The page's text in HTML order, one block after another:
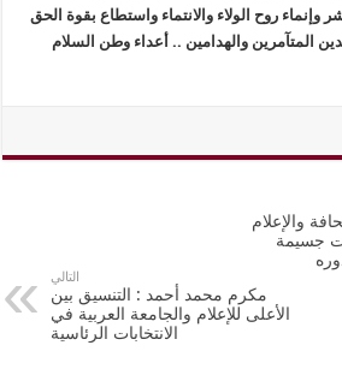
وإنماء روح الولاء والانتماء واستطاع بقوة الحق
المتآمرين والهدامين .. أعداء وطن السلام
والإعلام
جسيمة
التالي
مكرم محمد أحمد : التنسيق بين
الأعلى للإعلام والجامعة العربية في
الانتخابات الرئاسية